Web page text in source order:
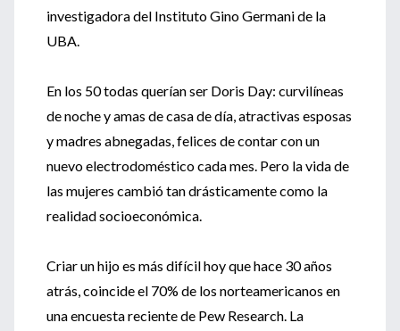
investigadora del Instituto Gino Germani de la
UBA.
En los 50 todas querían ser Doris Day: curvilíneas
de noche y amas de casa de día, atractivas esposas
y madres abnegadas, felices de contar con un
nuevo electrodoméstico cada mes. Pero la vida de
las mujeres cambió tan drásticamente como la
realidad socioeconómica.
Criar un hijo es más difícil hoy que hace 30 años
atrás, coincide el 70% de los norteamericanos en
una encuesta reciente de Pew Research. La